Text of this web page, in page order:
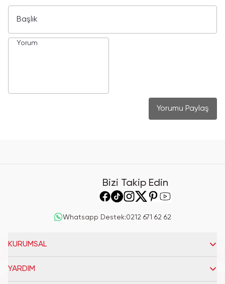
Yorumu Paylaş
Bizi Takip Edin
Whatsapp Destek:0212 671 62 62
KURUMSAL
YARDIM